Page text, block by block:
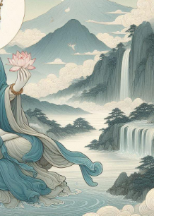
（上）——談閱讀對自我生
（下）——談閱讀對自我生
力
・演講・座談・開示
法藏
歌・偈贊
說・寓言小說・佛化小說
載